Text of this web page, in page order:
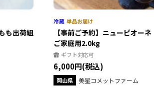
も出荷組
【事前ご予約】ニューピオーネ
ご家庭用2.0kg
ギフト対応可
6,000円(税込)
岡山県 美星コメットファーム